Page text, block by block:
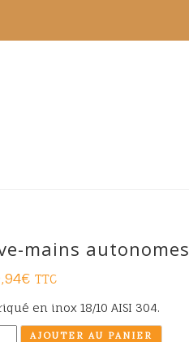
mains autonomes
€ TTC
en inox 18/10 AISI 304.
AJOUTER AU PANIER